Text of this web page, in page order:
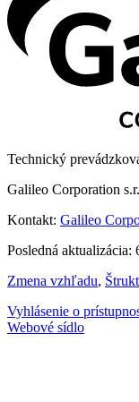
Technický
Galileo Corporation
Kontakt: Galileo
Posledná aktualizácia:
Zmena vzhľadu,
Vyhlásenie o
Webové sídlo